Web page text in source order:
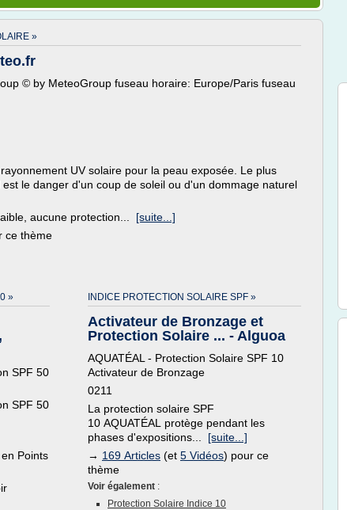
»
© by MeteoGroup fuseau horaire: Europe/Paris fuseau
UV solaire pour la peau exposée. Le plus
le danger d'un coup de soleil ou d'un dommage naturel
aucune protection... [suite...]
ce thème
»
SPF 50
SPF 50
Points
INDICE PROTECTION SOLAIRE SPF »
Activateur de Bronzage et
Protection Solaire ... - Alguoa
AQUATÉAL - Protection Solaire SPF 10
Activateur de Bronzage
0211
La protection solaire SPF
10 AQUATÉAL protège pendant les
phases d'expositions... [suite...]
→ 169 Articles (et 5 Vidéos) pour ce
thème
Voir également :
Protection Solaire Indice 10